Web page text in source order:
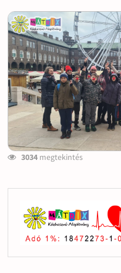
3034megtekintés